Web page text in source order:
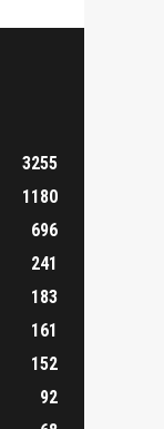
3255
1180
696
241
183
161
152
92